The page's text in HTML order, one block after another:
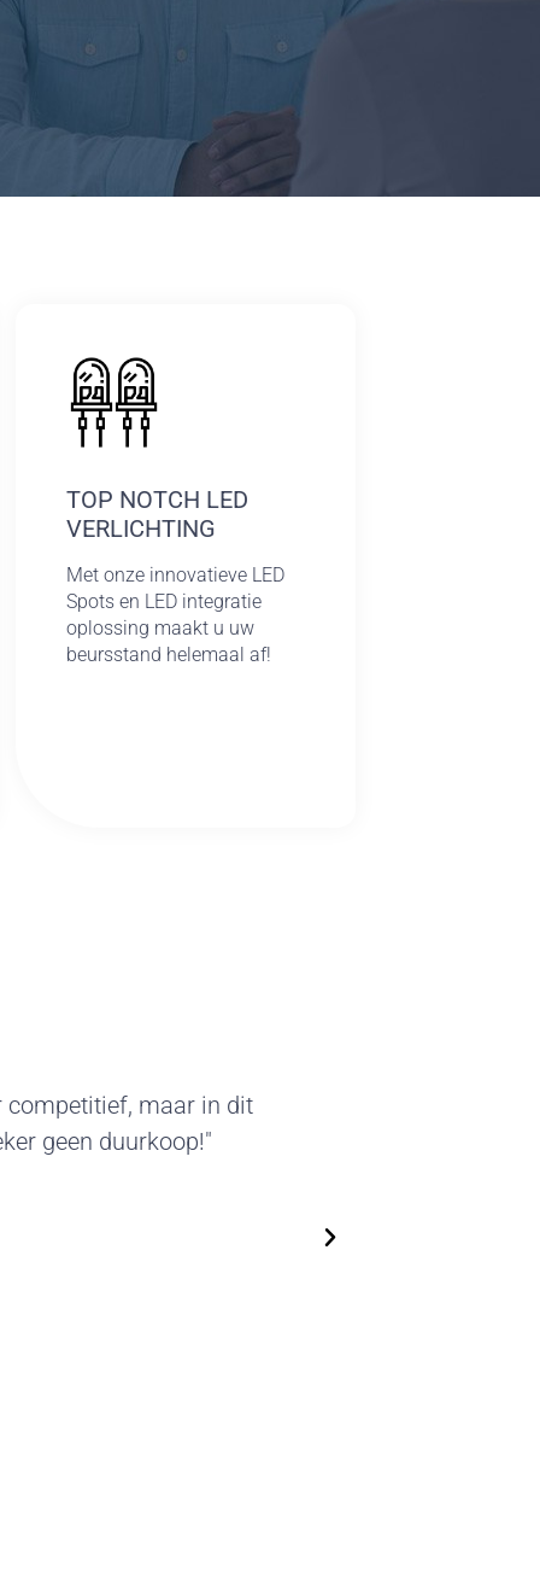
TOP NOTCH LED
VERLICHTING
Met onze innovatieve LED
Spots en LED integratie
oplossing maakt u uw
beursstand helemaal af!
van deze standbouw sprak
beursstands kunnen we